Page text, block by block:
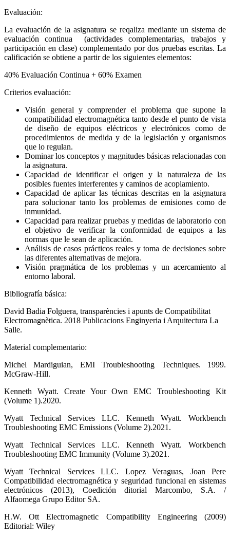
Evaluación:
La evaluación de la asignatura se reqaliza mediante un sistema de
evaluación continua (actividades complementarias, trabajos y
participación en clase) complementado por dos pruebas escritas. La
calificación se obtiene a partir de los siguientes elementos:
40% Evaluación Continua + 60% Examen
Criterios evaluación:
Visión general y comprender el problema que supone la
compatibilidad electromagnética tanto desde el punto de vista
de diseño de equipos eléctricos y electrónicos como de
procedimientos de medida y de la legislación y organismos
que lo regulan.
Dominar los conceptos y magnitudes básicas relacionadas con
la asignatura.
Capacidad de identificar el origen y la naturaleza de las
posibles fuentes interferentes y caminos de acoplamiento.
Capacidad de aplicar las técnicas descritas en la asignatura
para solucionar tanto los problemas de emisiones como de
inmunidad.
Capacidad para realizar pruebas y medidas de laboratorio con
el objetivo de verificar la conformidad de equipos a las
normas que le sean de aplicación.
Análisis de casos prácticos reales y toma de decisiones sobre
las diferentes alternativas de mejora.
Visión pragmática de los problemas y un acercamiento al
entorno laboral.
Bibliografía básica:
David Badia Folguera, transparències i apunts de Compatibilitat
Electromagnètica. 2018 Publicacions Enginyeria i Arquitectura La
Salle.
Material complementario:
Michel Mardiguian, EMI Troubleshooting Techniques. 1999.
McGraw-Hill.
Kenneth Wyatt. Create Your Own EMC Troubleshooting Kit
(Volume 1).2020.
Wyatt Technical Services LLC. Kenneth Wyatt. Workbench
Troubleshooting EMC Emissions (Volume 2).2021.
Wyatt Technical Services LLC. Kenneth Wyatt. Workbench
Troubleshooting EMC Immunity (Volume 3).2021.
Wyatt Technical Services LLC. Lopez Veraguas, Joan Pere
Compatibilidad electromagnética y seguridad funcional en sistemas
electrónicos (2013), Coedición ditorial Marcombo, S.A. /
Alfaomega Grupo Editor SA.
H.W. Ott Electromagnetic Compatibility Engineering (2009)
Editorial: Wiley